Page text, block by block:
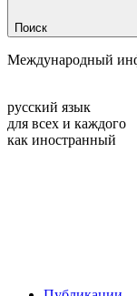
Поиск
Международный
русский язык
для всех и каждого
как иностранный